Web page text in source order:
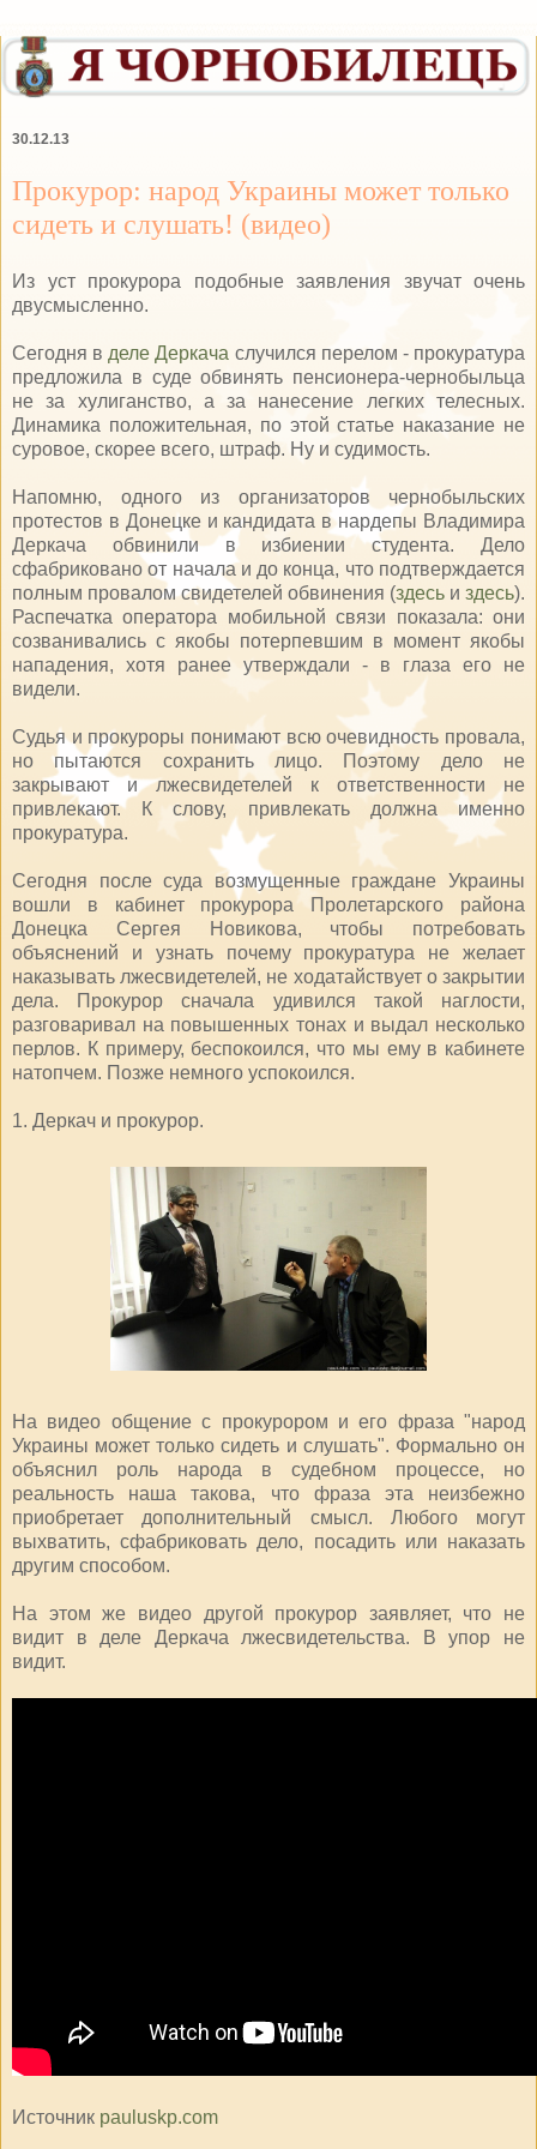
30.12.13
Прокурор: народ Украины может только
сидеть и слушать! (видео)
Из уст прокурора подобные заявления звучат очень
двусмысленно.
Сегодня в деле Деркача случился перелом - прокуратура
предложила в суде обвинять пенсионера-чернобыльца
не за хулиганство, а за нанесение легких телесных.
Динамика положительная, по этой статье наказание не
суровое, скорее всего, штраф. Ну и судимость.
Напомню, одного из организаторов чернобыльских
протестов в Донецке и кандидата в нардепы Владимира
Деркача обвинили в избиении студента. Дело
сфабриковано от начала и до конца, что подтверждается
полным провалом свидетелей обвинения (здесь и здесь).
Распечатка оператора мобильной связи показала: они
созванивались с якобы потерпевшим в момент якобы
нападения, хотя ранее утверждали - в глаза его не
видели.
Судья и прокуроры понимают всю очевидность провала,
но пытаются сохранить лицо. Поэтому дело не
закрывают и лжесвидетелей к ответственности не
привлекают. К слову, привлекать должна именно
прокуратура.
Сегодня после суда возмущенные граждане Украины
вошли в кабинет прокурора Пролетарского района
Донецка Сергея Новикова, чтобы потребовать
объяснений и узнать почему прокуратура не желает
наказывать лжесвидетелей, не ходатайствует о закрытии
дела. Прокурор сначала удивился такой наглости,
разговаривал на повышенных тонах и выдал несколько
перлов. К примеру, беспокоился, что мы ему в кабинете
натопчем. Позже немного успокоился.
1. Деркач и прокурор.
На видео общение с прокурором и его фраза "народ
Украины может только сидеть и слушать". Формально он
объяснил роль народа в судебном процессе, но
реальность наша такова, что фраза эта неизбежно
приобретает дополнительный смысл. Любого могут
выхватить, сфабриковать дело, посадить или наказать
другим способом.
На этом же видео другой прокурор заявляет, что не
видит в деле Деркача лжесвидетельства. В упор не
видит.
Источник pauluskp.com